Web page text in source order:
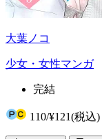
大葉ノコ
少女・女性マンガ
完結
110/¥121(税込)